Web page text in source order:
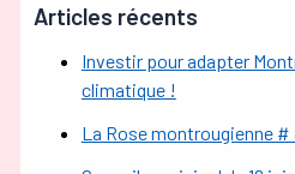
Articles récents
Investir pour adapter
climatique !
La Rose montrougienne